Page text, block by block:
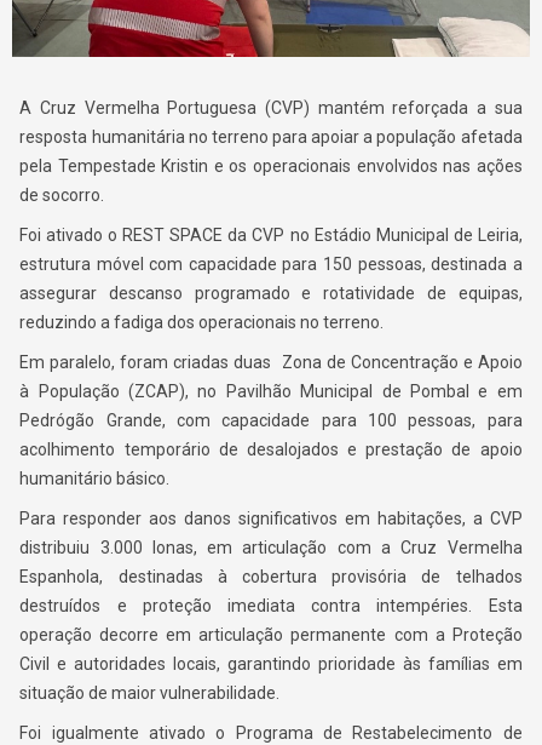
A Cruz Vermelha Portuguesa (CVP) mantém reforçada a sua
resposta humanitária no terreno para apoiar a população afetada
pela Tempestade Kristin e os operacionais envolvidos nas ações
de socorro.
Foi ativado o REST SPACE da CVP no Estádio Municipal de Leiria,
estrutura móvel com capacidade para 150 pessoas, destinada a
assegurar descanso programado e rotatividade de equipas,
reduzindo a fadiga dos operacionais no terreno.
Em paralelo, foram criadas duas Zona de Concentração e Apoio
à População (ZCAP), no Pavilhão Municipal de Pombal e em
Pedrógão Grande, com capacidade para 100 pessoas, para
acolhimento temporário de desalojados e prestação de apoio
humanitário básico.
Para responder aos danos significativos em habitações, a CVP
distribuiu 3.000 lonas, em articulação com a Cruz Vermelha
Espanhola, destinadas à cobertura provisória de telhados
destruídos e proteção imediata contra intempéries. Esta
operação decorre em articulação permanente com a Proteção
Civil e autoridades locais, garantindo prioridade às famílias em
situação de maior vulnerabilidade.
Foi igualmente ativado o Programa de Restabelecimento de